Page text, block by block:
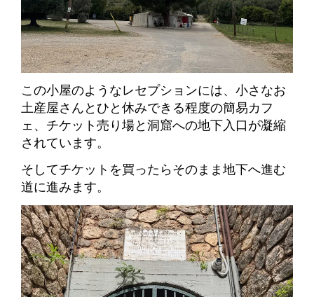
この小屋のようなレセプションには、小さなお
土産屋さんとひと休みできる程度の簡易カフ
ェ、チケット売り場と洞窟への地下入口が凝縮
されています。
そしてチケットを買ったらそのまま地下へ進む
道に進みます。